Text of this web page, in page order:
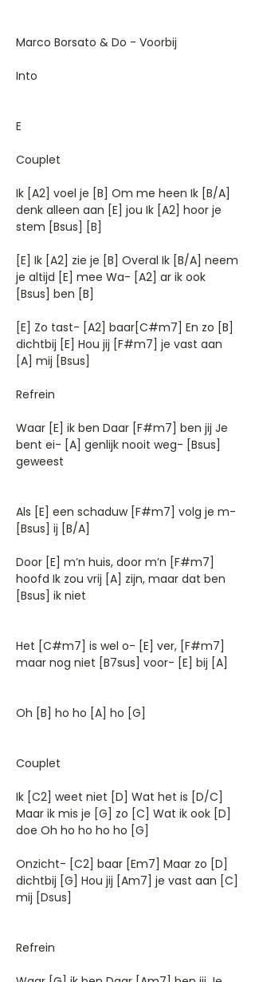
Marco Borsato & Do - Voorbij
Into
E
Couplet
Ik [A2] voel je [B] Om me heen Ik [B/A]
denk alleen aan [E] jou Ik [A2] hoor je
stem [Bsus] [B]
[E] Ik [A2] zie je [B] Overal Ik [B/A] neem
je altijd [E] mee Wa- [A2] ar ik ook
[Bsus] ben [B]
[E] Zo tast- [A2] baar[C#m7] En zo [B]
dichtbij [E] Hou jij [F#m7] je vast aan
[A] mij [Bsus]
Refrein
Waar [E] ik ben Daar [F#m7] ben jij Je
bent ei- [A] genlijk nooit weg- [Bsus]
geweest
Als [E] een schaduw [F#m7] volg je m-
[Bsus] ij [B/A]
Door [E] m’n huis, door m’n [F#m7]
hoofd Ik zou vrij [A] zijn, maar dat ben
[Bsus] ik niet
Het [C#m7] is wel o- [E] ver, [F#m7]
maar nog niet [B7sus] voor- [E] bij [A]
Oh [B] ho ho [A] ho [G]
Couplet
Ik [C2] weet niet [D] Wat het is [D/C]
Maar ik mis je [G] zo [C] Wat ik ook [D]
doe Oh ho ho ho ho [G]
Onzicht- [C2] baar [Em7] Maar zo [D]
dichtbij [G] Hou jij [Am7] je vast aan [C]
mij [Dsus]
Refrein